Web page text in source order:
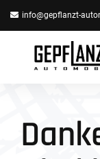
info@gepflanzt-